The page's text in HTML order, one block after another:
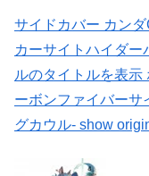
サイドカバー カン
カーサイトハイダー
ルのタイトルを表示
ーボンファイバーサ
グカウル- show